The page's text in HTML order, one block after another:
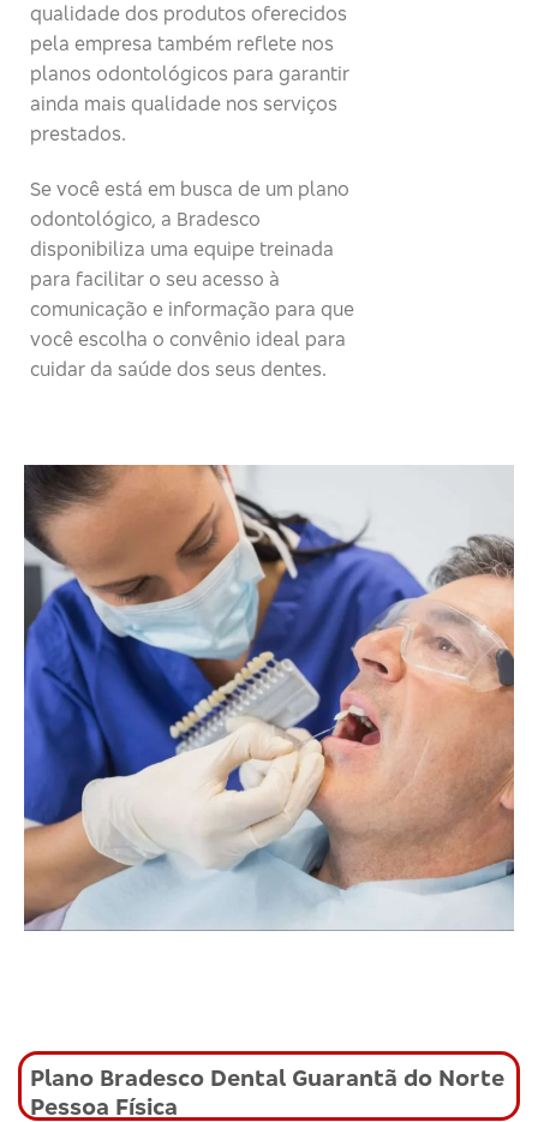
qualidade dos produtos oferecidos
pela empresa também reflete nos
planos odontológicos para garantir
ainda mais qualidade nos serviços
prestados.
Se você está em busca de um plano
odontológico, a Bradesco
disponibiliza uma equipe treinada
para facilitar o seu acesso à
comunicação e informação para que
você escolha o convênio ideal para
cuidar da saúde dos seus dentes.
Plano Bradesco Dental Guarantã do Norte
Pessoa Física